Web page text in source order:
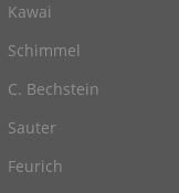
Kawai
Schimmel
C. Bechstein
Sauter
Feurich